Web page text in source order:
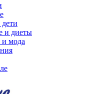
и диеты
и мода